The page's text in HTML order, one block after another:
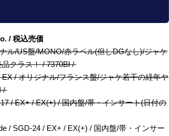
/ 税込売価
ル/US盤/MONO/赤ラベル(但しDGなし)/ジャケ
クラス！ / 7370BI /
/ オリジナル/フランス盤/ジャケ若干の経年ヤ
/
/ EX+ / EX(+) / 国内盤/帯・インサート(日付の
/ SGD-24 / EX+ / EX(+) / 国内盤/帯・インサー